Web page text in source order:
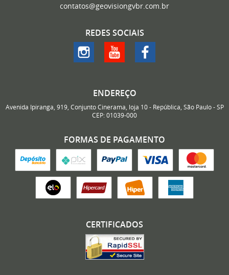
contatos@geovisiongvbr.com.br
REDES SOCIAIS
ENDEREÇO
Avenida Ipiranga, 919, Conjunto Cinerama, loja 10- República, São Paulo-SP
CEP: 01039-000
FORMAS DE PAGAMENTO
CERTIFICADOS